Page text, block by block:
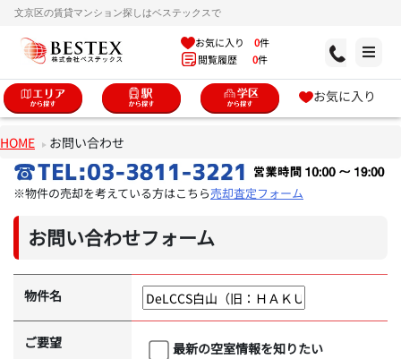
文京区の賃貸マンション探しはベステックスで
お気に入り 0件
閲覧履歴 0件
お気に入り
HOME お問い合わせ
※物件の売却を考えている方はこちら売却査定フォーム
お問い合わせフォーム
物件名
ご要望
最新の空室情報を知りたい